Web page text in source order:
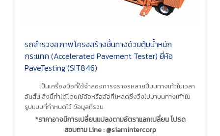
รถสำรวจสภาพโครงสร้างชั้นทางด้วยตุ้มน้ำหนัก
กระแทก (Accelerated Pavement Tester) ยี่ห้อ
PaveTesting (SIT846)
เป็นเครื่องมือที่ใช้จำลองการจราจรหลายปีบนทางเท้าในเวลา
อันสั้น สิ่งนี้ทำได้โดยใช้ล้อหรือล้อที่โหลดซึ่งวิ่งไปมาบนทางเท้าใน
รูปแบบที่กำหนดไว้ ข้อมูลที่รวบ
*ราคาอาจมีการเปลี่ยนแปลงตามอัตราแลกเปลี่ยน โปรด
สอบถาม Line : @siamintercorp